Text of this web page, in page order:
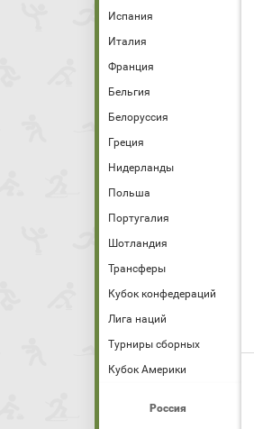
Испания
Италия
Франция
Бельгия
Белоруссия
Греция
Нидерланды
Польша
Португалия
Шотландия
Трансферы
Кубок конфедераций
Лига наций
Турниры сборных
Кубок Америки
Россия